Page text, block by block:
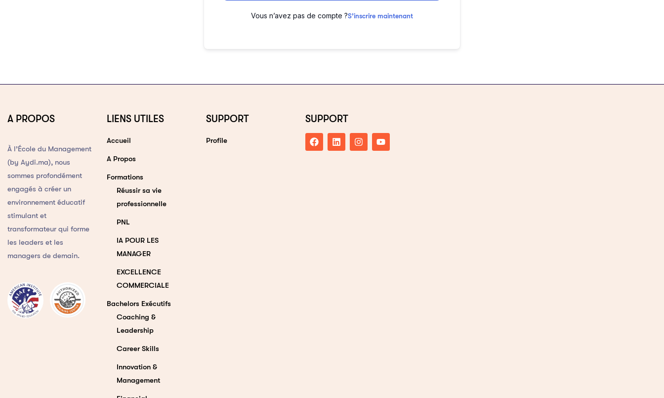
Vous n’avez pas de compte ?S’inscrire maintenant
A PROPOS
À l’École du Management
(by Aydi.ma), nous
sommes profondément
engagés à créer un
environnement éducatif
stimulant et
transformateur qui forme
les leaders et les
managers de demain.
LIENS UTILES
Accueil
A Propos
Formations
Réussir sa vie
professionnelle
PNL
IA POUR LES
MANAGER
EXCELLENCE
COMMERCIALE
Bachelors Exécutifs
Coaching &
Leadership
Career Skills
Innovation &
Management
SUPPORT
Profile
SUPPORT